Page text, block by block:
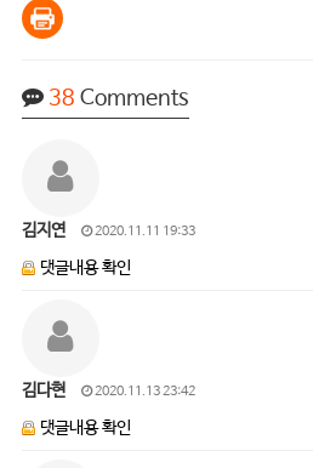
38 Comments
김지연 2020.11.11 19:33
댓글내용 확인
김다현 2020.11.13 23:42
댓글내용 확인